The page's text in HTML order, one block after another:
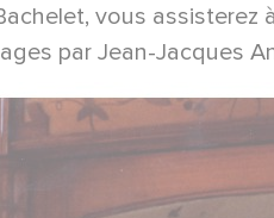
vous
par Jean-Jacques